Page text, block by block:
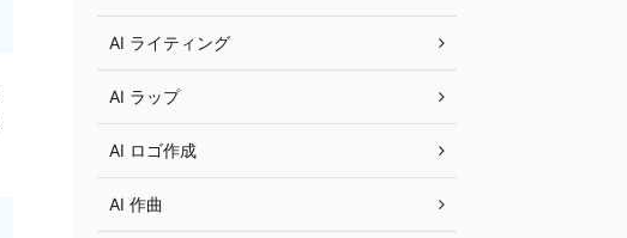
AI ライティング
AI ラップ
AI ロゴ作成
AI 作曲